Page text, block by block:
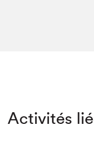
Activités